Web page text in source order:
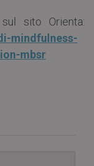
sito Orienta:
mindfulness-
mbsr